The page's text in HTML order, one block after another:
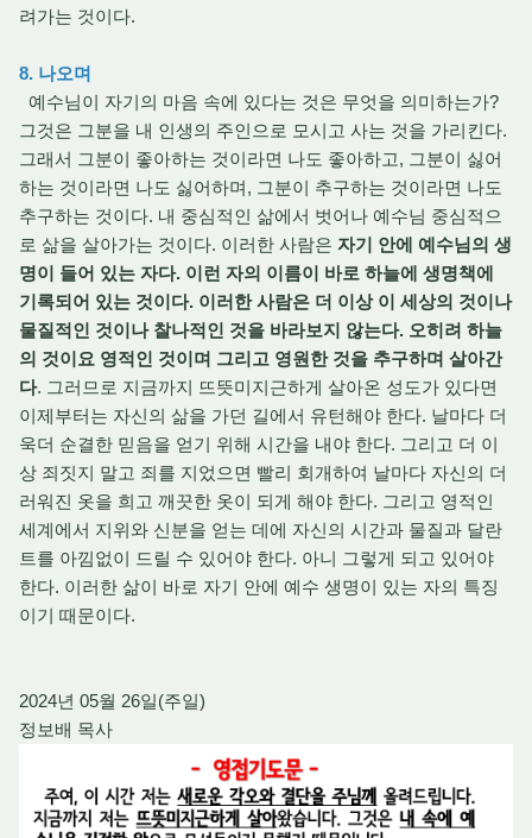
려가는 것이다.
8. 나오며
예수님이 자기의 마음 속에 있다는 것은 무엇을 의미하는가?
그것은 그분을 내 인생의 주인으로 모시고 사는 것을 가리킨다.
그래서 그분이 좋아하는 것이라면 나도 좋아하고, 그분이 싫어
하는 것이라면 나도 싫어하며, 그분이 추구하는 것이라면 나도
추구하는 것이다. 내 중심적인 삶에서 벗어나 예수님 중심적으
로 삶을 살아가는 것이다. 이러한 사람은 자기 안에 예수님의 생
명이 들어 있는 자다. 이런 자의 이름이 바로 하늘에 생명책에
기록되어 있는 것이다. 이러한 사람은 더 이상 이 세상의 것이나
물질적인 것이나 찰나적인 것을 바라보지 않는다. 오히려 하늘
의 것이요 영적인 것이며 그리고 영원한 것을 추구하며 살아간
다. 그러므로 지금까지 뜨뜻미지근하게 살아온 성도가 있다면
이제부터는 자신의 삶을 가던 길에서 유턴해야 한다. 날마다 더
욱더 순결한 믿음을 얻기 위해 시간을 내야 한다. 그리고 더 이
상 죄짓지 말고 죄를 지었으면 빨리 회개하여 날마다 자신의 더
러워진 옷을 희고 깨끗한 옷이 되게 해야 한다. 그리고 영적인
세계에서 지위와 신분을 얻는 데에 자신의 시간과 물질과 달란
트를 아낌없이 드릴 수 있어야 한다. 아니 그렇게 되고 있어야
한다. 이러한 삶이 바로 자기 안에 예수 생명이 있는 자의 특징
이기 때문이다.
2024년 05월 26일(주일)
정보배 목사